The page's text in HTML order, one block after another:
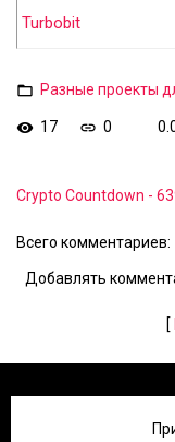
Turbobit
Разные проекты
17 0
Crypto Countdown -
Всего комментариев:
Добавлять
[